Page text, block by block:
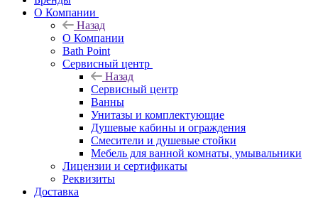
О Компании
Назад
О Компании
Bath Point
Сервисный центр
Назад
Сервисный центр
Ванны
Унитазы и комплектующие
Душевые кабины и ограждения
Смесители и душевые стойки
Мебель для ванной комнаты, умывальники
Лицензии и сертификаты
Реквизиты
Доставка